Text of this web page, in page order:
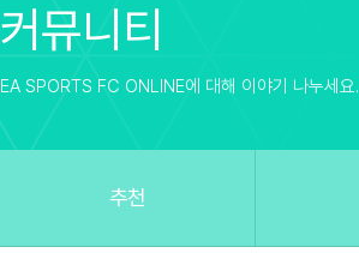
스쿼드
커뮤니티
방명록
업데이트
유저 가이드
커뮤니티
EA SPORTS FC ONLINE에 대해 이야기 나누세요.
추천